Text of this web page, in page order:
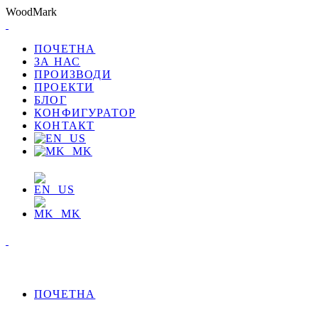
WoodMark
ПОЧЕТНА
ЗА НАС
ПРОИЗВОДИ
ПРОЕКТИ
БЛОГ
КОНФИГУРАТОР
КОНТАКТ
ПОЧЕТНА